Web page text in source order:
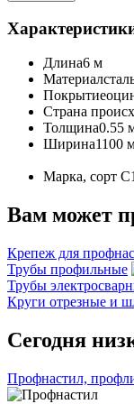
Длина6 м
Материал
Покрытие
Страна
Толщина0.55
Ширина1100
Марка, сорт
Вам может
Крепеж для
Трубы профильные
Трубы
Круги отрезные и
Сегодня
Профнастил,